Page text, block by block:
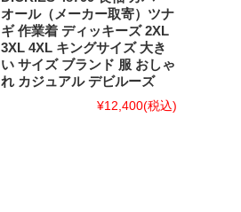
オール（メーカー取寄）ツナ
ギ 作業着 ディッキーズ 2XL
3XL 4XL キングサイズ 大き
い サイズ ブランド 服 おしゃ
れ カジュアル デビルーズ
¥12,400(税込)